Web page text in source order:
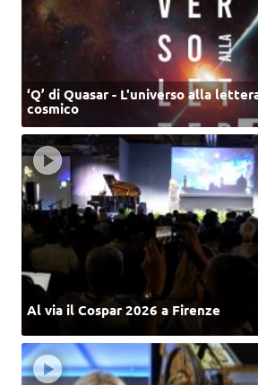
‘Q’ di Quasar - L'universo alla
cosmico
Al via il Cospar 2026 a Firenze